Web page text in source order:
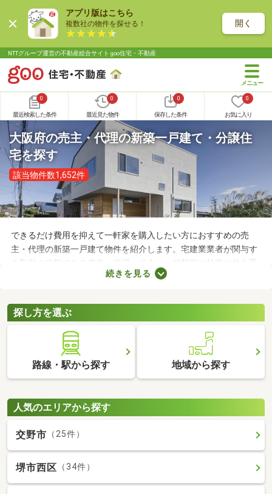
アプリ版はこちら
複数社の物件を探せる！ 開く
NTTグループ運営の不動産総合サイト goo住宅・不動産
0
最近検索した条件
0
最近見た物件
0
保存した条件
0
お気に入り
大阪府の売主・代理の新築一戸建て・分譲住
宅を探す
該当物件数1,652件
できるだけ費用を抑えて一軒家を購入したい方におすすめの売
主・代理の新築一戸建て物件を紹介します。宅建業業者が関与す
る取引の種類である売主・代理・仲介は、種類別に特徴や仲介手
数料の有無が異なります。売主と代理で取引する際は仲介手数料
新築一戸建てを手に入れたい方は、ぜひチェックしてみてくださ
いね。
続きを見る
探し方を選ぶ
路線・駅から探す 地域から探す
人気のエリアから探す
交野市 （25件）
堺市西区 （34件）